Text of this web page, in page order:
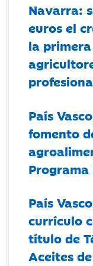
Navarra:
euros el
la
País
fomento
País
currículo
título de
Aceites